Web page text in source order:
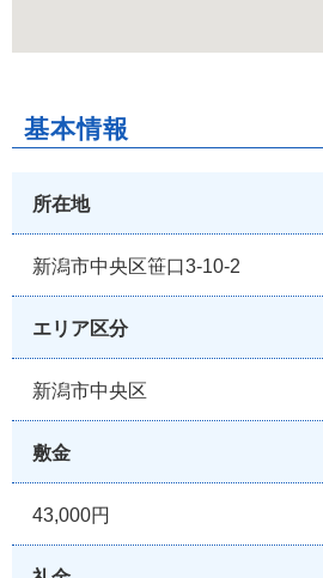
基本情報
所在地
新潟市中央区笹口3-10-2
エリア区分
新潟市中央区
敷金
43,000円